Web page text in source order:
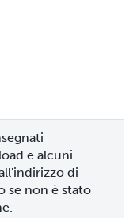
e alcuni
di
se non è stato